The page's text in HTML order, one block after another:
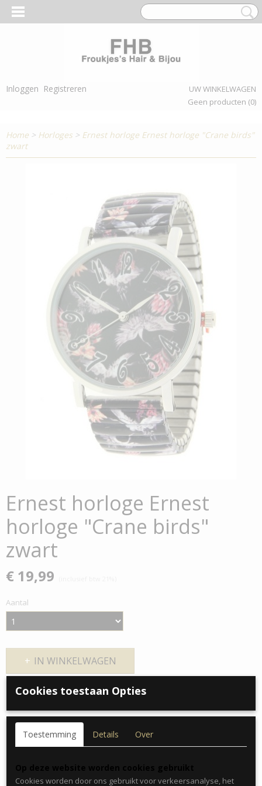
Inloggen Registreren
UW WINKELWAGEN
Geen producten (0)
Home > Horloges > Ernest horloge Ernest horloge "Crane birds"
zwart
Ernest horloge Ernest
horloge "Crane birds"
zwart
€ 19,99
Aantal
IN WINKELWAGEN
Omschrijving
Modieus hip model deze Ernest Horloge rane birds zwart.
Roestvrij stalen achterkant
Cookies toestaan Opties
Toestemming Details Over
Cookies worden door ons gebruikt voor verkeersanalyse, het